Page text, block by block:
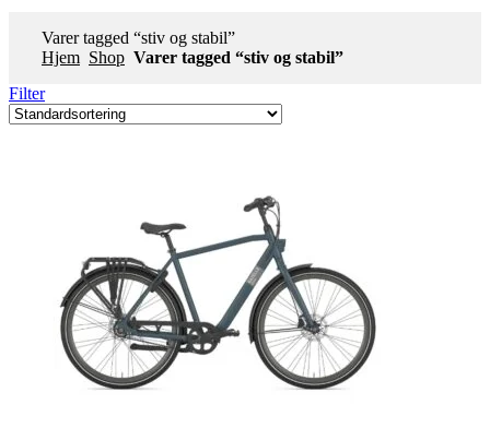
Varer tagged “stiv og stabil”
Hjem Shop Varer tagged “stiv og stabil”
Filter